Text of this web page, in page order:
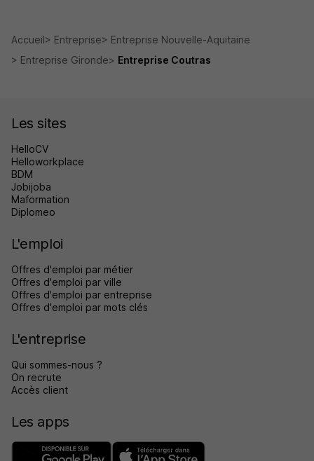
Accueil Entreprise
Entreprise Nouvelle-Aquitaine
Entreprise Gironde
Entreprise Coutras
Les sites
HelloCV
Helloworkplace
BDM
Jobijoba
Maformation
Diplomeo
L'emploi
Offres d'emploi par métier
Offres d'emploi par ville
Offres d'emploi par entreprise
Offres d'emploi par mots clés
L'entreprise
Qui sommes-nous ?
On recrute
Accès client
Les apps